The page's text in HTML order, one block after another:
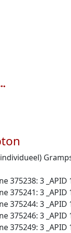
375238: 3 _APID
375241: 3 _APID
375244: 3 _APID
375246: 3 _APID
375249: 3 _APID